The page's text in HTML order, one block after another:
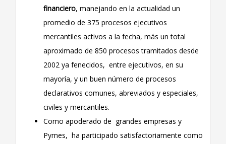
financiero, manejando en la actualidad un
promedio de 375 procesos ejecutivos
mercantiles activos a la fecha, más un total
aproximado de 850 procesos tramitados desde
2002 ya fenecidos, entre ejecutivos, en su
mayoría, y un buen número de procesos
declarativos comunes, abreviados y especiales,
civiles y mercantiles.
Como apoderado de grandes empresas y
Pymes, ha participado satisfactoriamente como